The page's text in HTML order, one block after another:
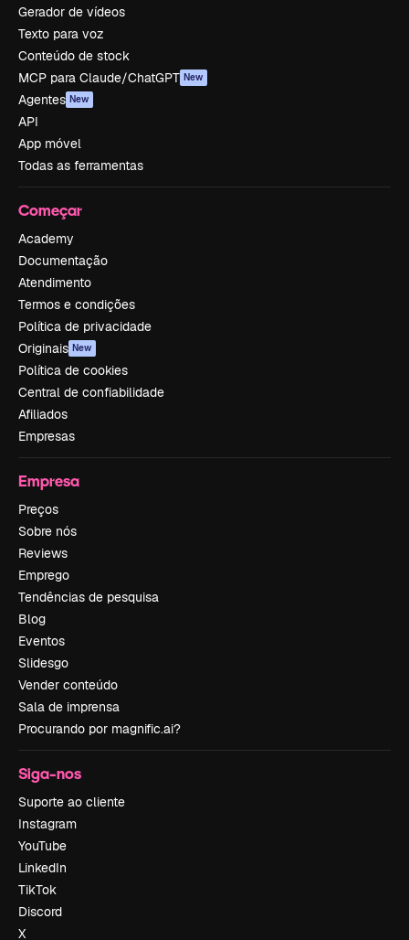
Gerador de vídeos
Texto para voz
Conteúdo de stock
MCP para Claude/ChatGPT New
Agentes New
API
App móvel
Todas as ferramentas
Começar
Academy
Documentação
Atendimento
Termos e condições
Política de privacidade
Originais New
Política de cookies
Central de confiabilidade
Afiliados
Empresas
Empresa
Preços
Sobre nós
Reviews
Emprego
Tendências de pesquisa
Blog
Eventos
Slidesgo
Vender conteúdo
Sala de imprensa
Procurando por magnific.ai?
Siga-nos
Suporte ao cliente
Instagram
YouTube
LinkedIn
TikTok
Discord
X